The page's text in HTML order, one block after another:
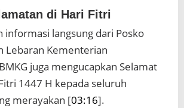
di Hari Fitri
informasi langsung dari Posko
Lebaran Kementerian
juga mengucapkan Selamat
1447 H kepada seluruh
merayakan [03:16].